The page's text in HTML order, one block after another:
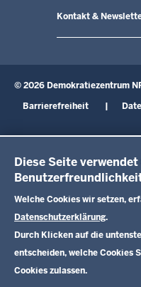
Diese Seite
Welche Cookies wir setzen,
Datenschutzerklärung.
Durch Klicken auf die
entscheiden, welche Cookies
Cookies zulassen.
Kontakt &
© 2026 Demokratiezentrum
Fußzeile
Barrierefreiheit